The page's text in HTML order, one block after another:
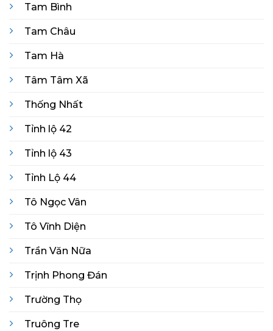
Tam Bình
Tam Châu
Tam Hà
Tâm Tâm Xã
Thống Nhất
Tỉnh lộ 42
Tỉnh lộ 43
Tỉnh Lộ 44
Tô Ngọc Vân
Tô Vĩnh Diện
Trần Văn Nữa
Trịnh Phong Đán
Trường Thọ
Truông Tre